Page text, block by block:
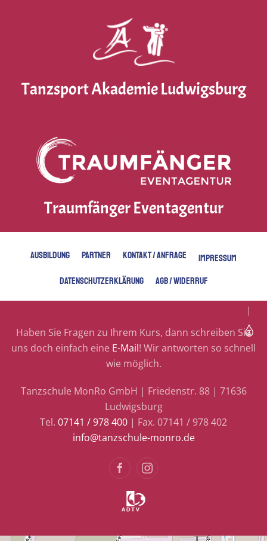
Tanzsport Akademie Ludwigsburg
Traumfänger Eventagentur
AUSBILDUNG PARTNER KONTAKT / ANFRAGE
IMPRESSUM
DATENSCHUTZERKLÄRUNG
AGB / WIDERRUF
Haben Sie Fragen zu Ihrem Kurs, dann schreiben Sie
uns doch einfach eine E-Mail! Wir antworten so schnell
wie möglich.
Tanzschule MonRo GmbH | Friedenstr. 88 | 71636
Ludwigsburg
Tel. 07141 / 978 400 | Fax. 07141 / 978 402
info@tanzschule-monro.de